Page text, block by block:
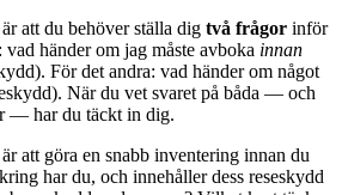
att du behöver ställa dig två frågor inför
händer om jag måste avboka innan
För det andra: vad händer om något
När du vet svaret på båda — och
— har du täckt in dig.
att göra en snabb inventering innan du
har du, och innehåller dess reseskydd